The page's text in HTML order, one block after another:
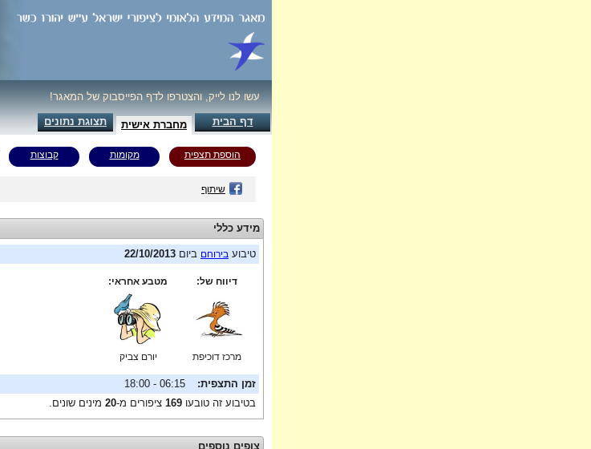
עשו לנו לייק, והצטרפו לדף הפייסבוק של המאגר!
דף הבית מחברת אישית תצוגת נתונים
הוספת תצפית מקומות קבוצות
שיתוף
מידע כללי
טיבוע בירוחם ביום 22/10/2013
דיווח של:
מרכז דוכיפת
מטבע אחראי:
יורם צביק
זמן התצפית:
06:15 - 18:00
בטיבוע זה טובעו 169 ציפורים מ-20 מינים שונים.
צופים נוספים